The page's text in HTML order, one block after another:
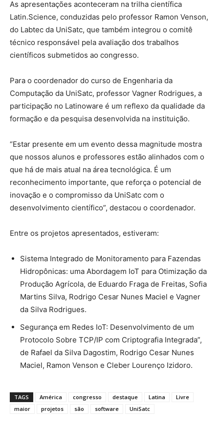
As apresentações aconteceram na trilha científica
Latin.Science, conduzidas pelo professor Ramon Venson,
do Labtec da UniSatc, que também integrou o comitê
técnico responsável pela avaliação dos trabalhos
científicos submetidos ao congresso.
Para o coordenador do curso de Engenharia da
Computação da UniSatc, professor Vagner Rodrigues, a
participação no Latinoware é um reflexo da qualidade da
formação e da pesquisa desenvolvida na instituição.
“Estar presente em um evento dessa magnitude mostra
que nossos alunos e professores estão alinhados com o
que há de mais atual na área tecnológica. É um
reconhecimento importante, que reforça o potencial de
inovação e o compromisso da UniSatc com o
desenvolvimento científico”, destacou o coordenador.
Entre os projetos apresentados, estiveram:
Sistema Integrado de Monitoramento para Fazendas
Hidropônicas: uma Abordagem IoT para Otimização da
Produção Agrícola, de Eduardo Fraga de Freitas, Sofia
Martins Silva, Rodrigo Cesar Nunes Maciel e Vagner
da Silva Rodrigues.
Segurança em Redes IoT: Desenvolvimento de um
Protocolo Sobre TCP/IP com Criptografia Integrada”,
de Rafael da Silva Dagostim, Rodrigo Cesar Nunes
Maciel, Ramon Venson e Cleber Lourenço Izidoro.
TAGS América congresso destaque Latina
Livre
maior
projetos são software UniSatc